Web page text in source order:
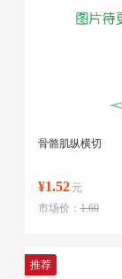
骨骼肌纵横切
¥1.52 元
市场价：1.60
推荐